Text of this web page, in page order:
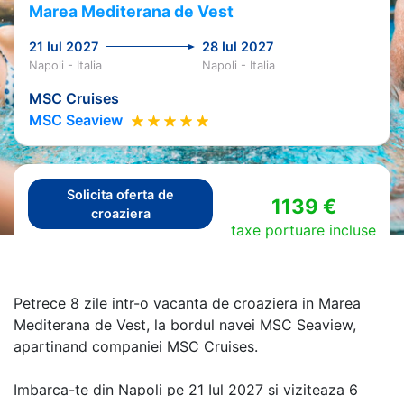
Marea Mediterana de Vest
21 Iul 2027 28 Iul 2027
Napoli - Italia Napoli - Italia
MSC Cruises
MSC Seaview
Solicita oferta de
croaziera
1139 €
taxe portuare incluse
Petrece 8 zile intr-o vacanta de croaziera in Marea
Mediterana de Vest, la bordul navei MSC Seaview,
apartinand companiei MSC Cruises.
Imbarca-te din Napoli pe 21 Iul 2027 si viziteaza 6